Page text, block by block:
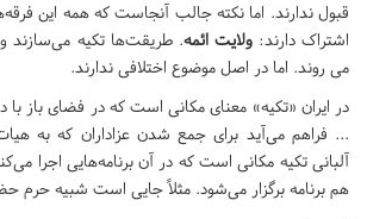
قبول ندارند. اما نکته جالب آنجاست که همه این
اشتراک دارند: ولایت ائمه. طریقت‌ها تکیه
می روند. اما در اصل موضوع اختلافی ندارند.
در ایران «تکیه» معنای مکانی است که در فضای باز با
... فراهم می‌آید برای جمع شدن عزاداران که به
آلبانی تکیه مکانی است که در آن برنامه‌هایی اجرا
هم برنامه برگزار می‌شود. مثلاً جایی است شبیه حرم